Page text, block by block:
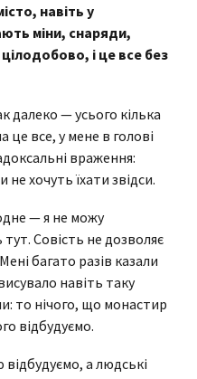
навіть у
міни, снаряди,
і це все без
далеко — усього кілька
це все, у мене в голові
враження:
не хочуть їхати звідси.
— я не можу
Совість не дозволяє
багато разів казали
навіть таку
то нічого, що монастир
відбудуємо.
відбудуємо, а людські